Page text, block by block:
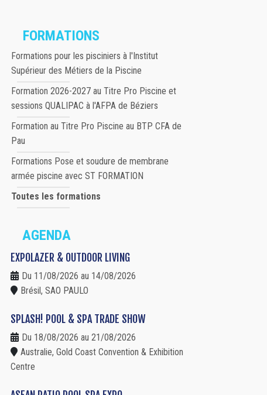
FORMATIONS
Formations pour les pisciniers à l'Institut
Supérieur des Métiers de la Piscine
Formation 2026-2027 au Titre Pro Piscine et
sessions QUALIPAC à l'AFPA de Béziers
Formation au Titre Pro Piscine au BTP CFA de
Pau
Formations Pose et soudure de membrane
armée piscine avec ST FORMATION
Toutes les formations
AGENDA
EXPOLAZER & OUTDOOR LIVING
Du 11/08/2026 au 14/08/2026
Brésil, SAO PAULO
SPLASH! POOL & SPA TRADE SHOW
Du 18/08/2026 au 21/08/2026
Australie, Gold Coast Convention & Exhibition
Centre